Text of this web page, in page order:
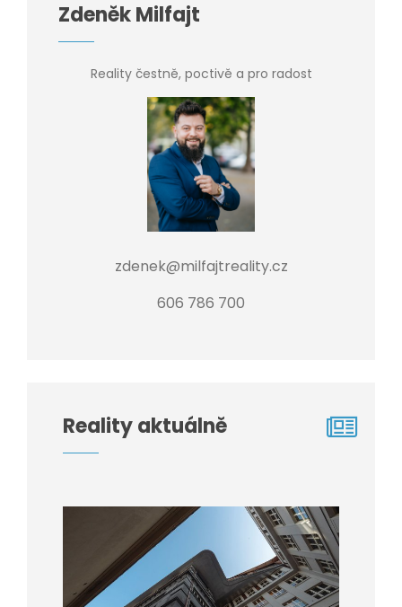
Zdeněk Milfajt
Reality čestně, poctivě a pro radost
zdenek@milfajtreality.cz
606 786 700
Reality aktuálně